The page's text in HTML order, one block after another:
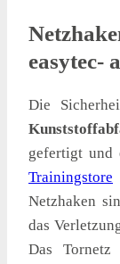
easytec-
Die
gefertigt und
Trainingstore
Netzhaken
das
Das